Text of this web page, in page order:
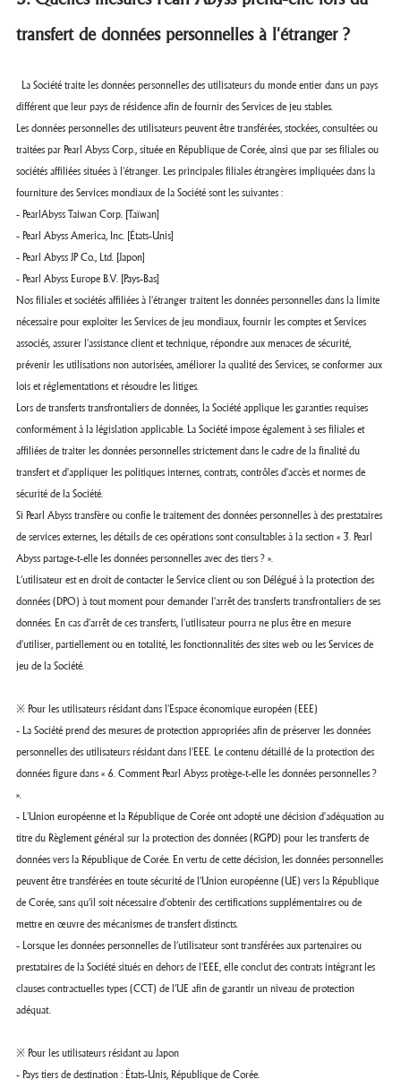
transfert de données personnelles à l'étranger ?
La Société traite les données personnelles des utilisateurs du monde entier dans un pays
différent que leur pays de résidence afin de fournir des Services de jeu stables.
Les données personnelles des utilisateurs peuvent être transférées, stockées, consultées ou
traitées par Pearl Abyss Corp., située en République de Corée, ainsi que par ses filiales ou
sociétés affiliées situées à l'étranger. Les principales filiales étrangères impliquées dans la
fourniture des Services mondiaux de la Société sont les suivantes :
- PearlAbyss Taiwan Corp. [Taïwan]
- Pearl Abyss America, Inc. [États-Unis]
- Pearl Abyss JP Co., Ltd. [Japon]
- Pearl Abyss Europe B.V. [Pays-Bas]
Nos filiales et sociétés affiliées à l'étranger traitent les données personnelles dans la limite
nécessaire pour exploiter les Services de jeu mondiaux, fournir les comptes et Services
associés, assurer l'assistance client et technique, répondre aux menaces de sécurité,
prévenir les utilisations non autorisées, améliorer la qualité des Services, se conformer aux
lois et réglementations et résoudre les litiges.
Lors de transferts transfrontaliers de données, la Société applique les garanties requises
conformément à la législation applicable. La Société impose également à ses filiales et
affiliées de traiter les données personnelles strictement dans le cadre de la finalité du
transfert et d'appliquer les politiques internes, contrats, contrôles d'accès et normes de
sécurité de la Société.
Si Pearl Abyss transfère ou confie le traitement des données personnelles à des prestataires
de services externes, les détails de ces opérations sont consultables à la section « 3. Pearl
Abyss partage-t-elle les données personnelles avec des tiers ? ».
L’utilisateur est en droit de contacter le Service client ou son Délégué à la protection des
données (DPO) à tout moment pour demander l'arrêt des transferts transfrontaliers de ses
données. En cas d'arrêt de ces transferts, l'utilisateur pourra ne plus être en mesure
d'utiliser, partiellement ou en totalité, les fonctionnalités des sites web ou les Services de
jeu de la Société.
※ Pour les utilisateurs résidant dans l'Espace économique européen (EEE)
- La Société prend des mesures de protection appropriées afin de préserver les données
personnelles des utilisateurs résidant dans l'EEE. Le contenu détaillé de la protection des
données figure dans « 6. Comment Pearl Abyss protège-t-elle les données personnelles ?
».
- L'Union européenne et la République de Corée ont adopté une décision d'adéquation au
titre du Règlement général sur la protection des données (RGPD) pour les transferts de
données vers la République de Corée. En vertu de cette décision, les données personnelles
peuvent être transférées en toute sécurité de l'Union européenne (UE) vers la République
de Corée, sans qu’il soit nécessaire d’obtenir des certifications supplémentaires ou de
mettre en œuvre des mécanismes de transfert distincts.
- Lorsque les données personnelles de l’utilisateur sont transférées aux partenaires ou
prestataires de la Société situés en dehors de l'EEE, elle conclut des contrats intégrant les
clauses contractuelles types (CCT) de l’UE afin de garantir un niveau de protection
adéquat.
※ Pour les utilisateurs résidant au Japon
- Pays tiers de destination : États-Unis, République de Corée.